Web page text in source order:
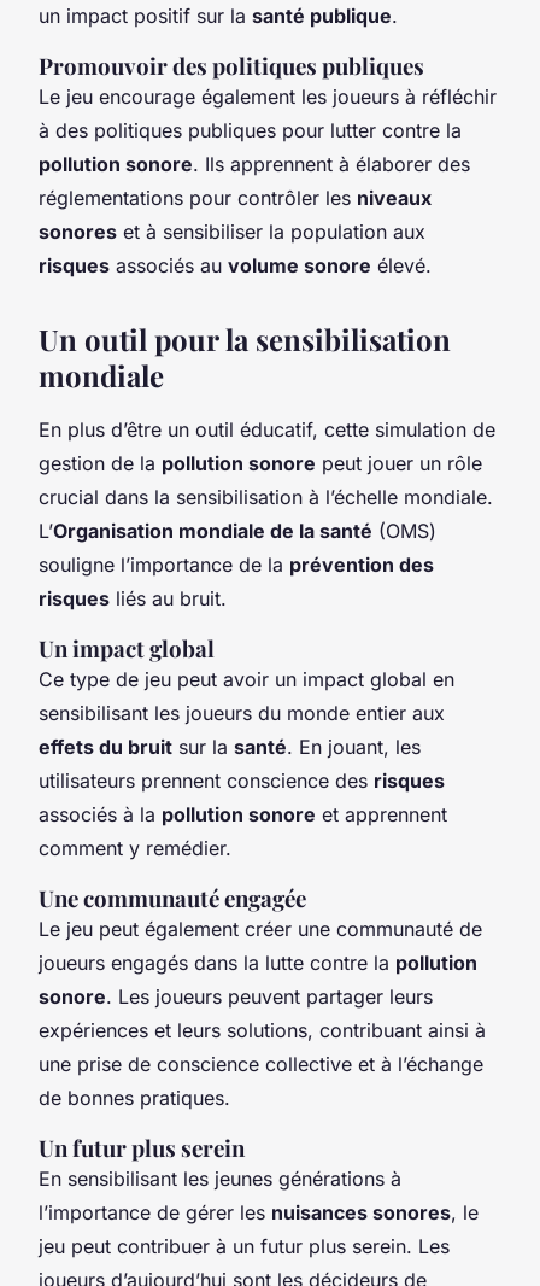
un impact positif sur la santé publique.
Promouvoir des politiques publiques
Le jeu encourage également les joueurs à réfléchir
à des politiques publiques pour lutter contre la
pollution sonore. Ils apprennent à élaborer des
réglementations pour contrôler les niveaux
sonores et à sensibiliser la population aux
risques associés au volume sonore élevé.
Un outil pour la sensibilisation
mondiale
En plus d’être un outil éducatif, cette simulation de
gestion de la pollution sonore peut jouer un rôle
crucial dans la sensibilisation à l’échelle mondiale.
L’Organisation mondiale de la santé (OMS)
souligne l’importance de la prévention des
risques liés au bruit.
Un impact global
Ce type de jeu peut avoir un impact global en
sensibilisant les joueurs du monde entier aux
effets du bruit sur la santé. En jouant, les
utilisateurs prennent conscience des risques
associés à la pollution sonore et apprennent
comment y remédier.
Une communauté engagée
Le jeu peut également créer une communauté de
joueurs engagés dans la lutte contre la pollution
sonore. Les joueurs peuvent partager leurs
expériences et leurs solutions, contribuant ainsi à
une prise de conscience collective et à l’échange
de bonnes pratiques.
Un futur plus serein
En sensibilisant les jeunes générations à
l’importance de gérer les nuisances sonores, le
jeu peut contribuer à un futur plus serein. Les
joueurs d’aujourd’hui sont les décideurs de